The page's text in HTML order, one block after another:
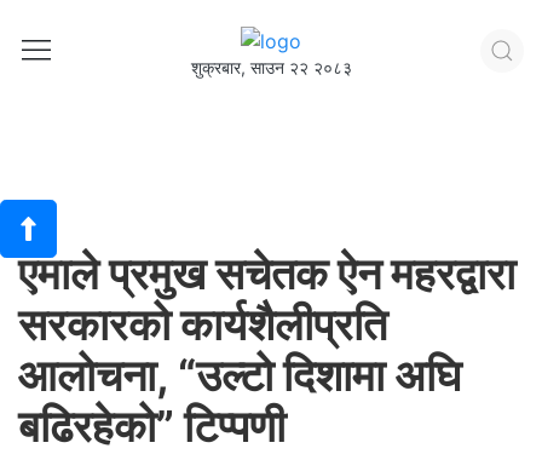
शुक्रबार, साउन २२ २०८३
एमाले प्रमुख सचेतक ऐन महरद्वारा
सरकारको कार्यशैलीप्रति
आलोचना, “उल्टो दिशामा अघि
बढिरहेको” टिप्पणी